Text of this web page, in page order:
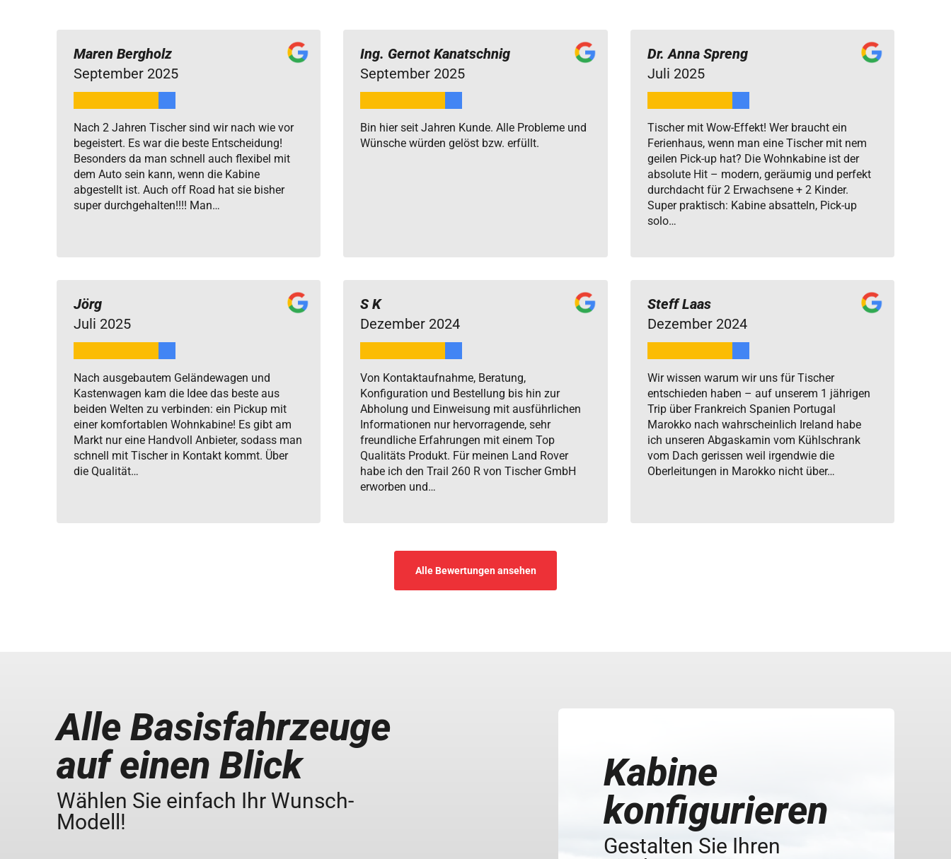
Maren Bergholz
September 2025
Nach 2 Jahren Tischer sind wir nach wie vor
begeistert. Es war die beste Entscheidung!
Besonders da man schnell auch flexibel mit
dem Auto sein kann, wenn die Kabine
abgestellt ist. Auch off Road hat sie bisher
super durchgehalten!!!! Man…
Ing. Gernot Kanatschnig
September 2025
Bin hier seit Jahren Kunde. Alle Probleme und
Wünsche würden gelöst bzw. erfüllt.
Dr. Anna Spreng
Juli 2025
Tischer mit Wow-Effekt! Wer braucht ein
Ferienhaus, wenn man eine Tischer mit nem
geilen Pick-up hat? Die Wohnkabine ist der
absolute Hit – modern, geräumig und perfekt
durchdacht für 2 Erwachsene + 2 Kinder.
Super praktisch: Kabine absatteln, Pick-up
solo…
Jörg
Juli 2025
Nach ausgebautem Geländewagen und
Kastenwagen kam die Idee das beste aus
beiden Welten zu verbinden: ein Pickup mit
einer komfortablen Wohnkabine! Es gibt am
Markt nur eine Handvoll Anbieter, sodass man
schnell mit Tischer in Kontakt kommt. Über
die Qualität…
S K
Dezember 2024
Von Kontaktaufnahme, Beratung,
Konfiguration und Bestellung bis hin zur
Abholung und Einweisung mit ausführlichen
Informationen nur hervorragende, sehr
freundliche Erfahrungen mit einem Top
Qualitäts Produkt. Für meinen Land Rover
habe ich den Trail 260 R von Tischer GmbH
erworben und…
Steff Laas
Dezember 2024
Wir wissen warum wir uns für Tischer
entschieden haben – auf unserem 1 jährigen
Trip über Frankreich Spanien Portugal
Marokko nach wahrscheinlich Ireland habe
ich unseren Abgaskamin vom Kühlschrank
vom Dach gerissen weil irgendwie die
Oberleitungen in Marokko nicht über…
Alle Bewertungen ansehen
Alle Basisfahrzeuge
auf einen Blick
Wählen Sie einfach Ihr Wunsch-
Modell!
Kabine
konfigurieren
Gestalten Sie Ihren